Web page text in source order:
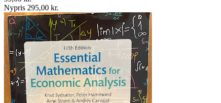
Nypris 295,00 kr.